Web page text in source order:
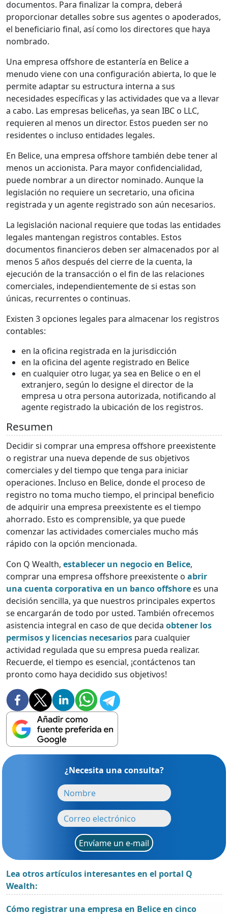
documentos. Para finalizar la compra, deberá
proporcionar detalles sobre sus agentes o apoderados,
el beneficiario final, así como los directores que haya
nombrado.
Una empresa offshore de estantería en Belice a
menudo viene con una configuración abierta, lo que le
permite adaptar su estructura interna a sus
necesidades específicas y las actividades que va a llevar
a cabo. Las empresas beliceñas, ya sean IBC o LLC,
requieren al menos un director. Estos pueden ser no
residentes o incluso entidades legales.
En Belice, una empresa offshore también debe tener al
menos un accionista. Para mayor confidencialidad,
puede nombrar a un director nominado. Aunque la
legislación no requiere un secretario, una oficina
registrada y un agente registrado son aún necesarios.
La legislación nacional requiere que todas las entidades
legales mantengan registros contables. Estos
documentos financieros deben ser almacenados por al
menos 5 años después del cierre de la cuenta, la
ejecución de la transacción o el fin de las relaciones
comerciales, independientemente de si estas son
únicas, recurrentes o continuas.
Existen 3 opciones legales para almacenar los registros
contables:
en la oficina registrada en la jurisdicción
en la oficina del agente registrado en Belice
en cualquier otro lugar, ya sea en Belice o en el
extranjero, según lo designe el director de la
empresa u otra persona autorizada, notificando al
agente registrado la ubicación de los registros.
Resumen
Decidir si comprar una empresa offshore preexistente
o registrar una nueva depende de sus objetivos
comerciales y del tiempo que tenga para iniciar
operaciones. Incluso en Belice, donde el proceso de
registro no toma mucho tiempo, el principal beneficio
de adquirir una empresa preexistente es el tiempo
ahorrado. Esto es comprensible, ya que puede
comenzar las actividades comerciales mucho más
rápido con la opción mencionada.
Con Q Wealth, establecer un negocio en Belice,
comprar una empresa offshore preexistente o abrir
una cuenta corporativa en un banco offshore es una
decisión sencilla, ya que nuestros principales expertos
se encargarán de todo por usted. También ofrecemos
asistencia integral en caso de que decida obtener los
permisos y licencias necesarios para cualquier
actividad regulada que su empresa pueda realizar.
Recuerde, el tiempo es esencial, ¡contáctenos tan
pronto como haya decidido sus objetivos!
¿Necesita una consulta?
Envíame un e-mail
Lea otros artículos interesantes en el portal Q
Wealth:
Cómo registrar una empresa en Belice en cinco